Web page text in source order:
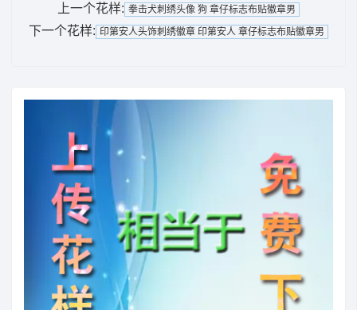
上一个花样: 拳击犬刺绣头像 狗 章仔标志布贴徽章男
下一个花样: 印第安人头饰刺绣徽章 印第安人 章仔标志布贴徽章男